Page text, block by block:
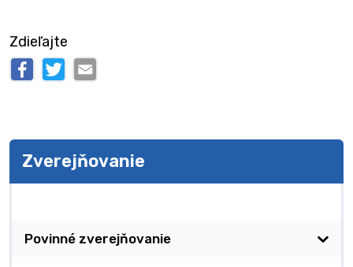
Zdieľajte
Zverejňovanie
Povinné zverejňovanie